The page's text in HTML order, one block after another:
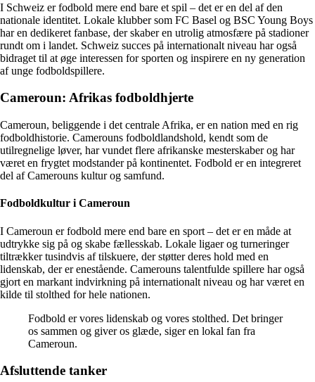
I Schweiz er fodbold mere end bare et spil – det er en del af den
nationale identitet. Lokale klubber som FC Basel og BSC Young Boys
har en dedikeret fanbase, der skaber en utrolig atmosfære på stadioner
rundt om i landet. Schweiz succes på internationalt niveau har også
bidraget til at øge interessen for sporten og inspirere en ny generation
af unge fodboldspillere.
Cameroun: Afrikas fodboldhjerte
Cameroun, beliggende i det centrale Afrika, er en nation med en rig
fodboldhistorie. Camerouns fodboldlandshold, kendt som de
utilregnelige løver, har vundet flere afrikanske mesterskaber og har
været en frygtet modstander på kontinentet. Fodbold er en integreret
del af Camerouns kultur og samfund.
Fodboldkultur i Cameroun
I Cameroun er fodbold mere end bare en sport – det er en måde at
udtrykke sig på og skabe fællesskab. Lokale ligaer og turneringer
tiltrækker tusindvis af tilskuere, der støtter deres hold med en
lidenskab, der er enestående. Camerouns talentfulde spillere har også
gjort en markant indvirkning på internationalt niveau og har været en
kilde til stolthed for hele nationen.
Fodbold er vores lidenskab og vores stolthed. Det bringer
os sammen og giver os glæde, siger en lokal fan fra
Cameroun.
Afsluttende tanker